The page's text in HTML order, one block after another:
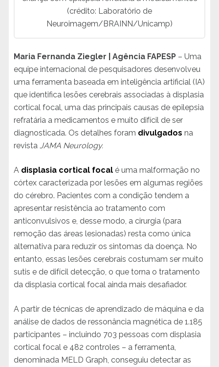
(crédito: Laboratório de
Neuroimagem/BRAINN/Unicamp)
Maria Fernanda Ziegler | Agência FAPESP– Uma
equipe internacional de pesquisadores desenvolveu
uma ferramenta baseada em inteligência artificial (IA)
que identifica lesões cerebrais associadas à displasia
cortical focal, uma das principais causas de epilepsia
refratária a medicamentos e muito difícil de ser
diagnosticada. Os detalhes foram divulgados na
revista JAMA Neurology.
A displasia cortical focal é uma malformação no
córtex caracterizada por lesões em algumas regiões
do cérebro. Pacientes com a condição tendem a
apresentar resistência ao tratamento com
anticonvulsivos e, desse modo, a cirurgia (para
remoção das áreas lesionadas) resta como única
alternativa para reduzir os sintomas da doença. No
entanto, essas lesões cerebrais costumam ser muito
sutis e de difícil detecção, o que torna o tratamento
da displasia cortical focal ainda mais desafiador.
A partir de técnicas de aprendizado de máquina e da
análise de dados de ressonância magnética de 1.185
participantes – incluindo 703 pessoas com displasia
cortical focal e 482 controles – a ferramenta,
denominada MELD Graph, conseguiu detectar as